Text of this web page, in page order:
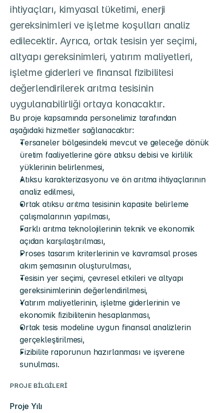
ihtiyaçları, kimyasal tüketimi, enerji
gereksinimleri ve işletme koşulları analiz
edilecektir. Ayrıca, ortak tesisin yer seçimi,
altyapı gereksinimleri, yatırım maliyetleri,
işletme giderleri ve finansal fizibilitesi
değerlendirilerek arıtma tesisinin
uygulanabilirliği ortaya konacaktır.
Bu proje kapsamında personelimiz tarafından
aşağıdaki hizmetler sağlanacaktır:
Tersaneler bölgesindeki mevcut ve geleceğe dönük
üretim faaliyetlerine göre atıksu debisi ve kirlilik
yüklerinin belirlenmesi,
Atıksu karakterizasyonu ve ön arıtma ihtiyaçlarının
analiz edilmesi,
Ortak atıksu arıtma tesisinin kapasite belirleme
çalışmalarının yapılması,
Farklı arıtma teknolojilerinin teknik ve ekonomik
açıdan karşılaştırılması,
Proses tasarım kriterlerinin ve kavramsal proses
akım şemasının oluşturulması,
Tesisin yer seçimi, çevresel etkileri ve altyapı
gereksinimlerinin değerlendirilmesi,
Yatırım maliyetlerinin, işletme giderlerinin ve
ekonomik fizibilitenin hesaplanması,
Ortak tesis modeline uygun finansal analizlerin
gerçekleştirilmesi,
Fizibilite raporunun hazırlanması ve işverene
sunulması.
PROJE BİLGİLERİ
Proje Yılı